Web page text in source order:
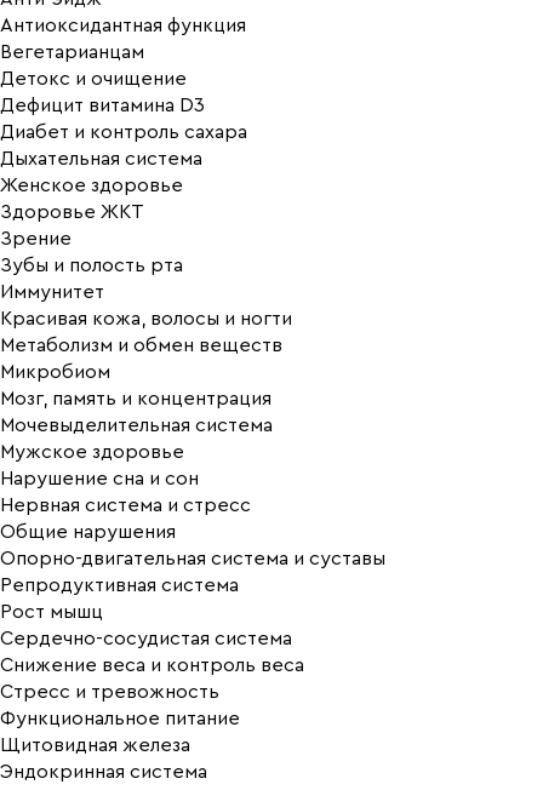
Антиоксидантная функция
Вегетарианцам
Детокс и очищение
Дефицит витамина D3
Диабет и контроль сахара
Дыхательная система
Женское здоровье
Здоровье ЖКТ
Зрение
Зубы и полость рта
Иммунитет
Красивая кожа, волосы и ногти
Метаболизм и обмен веществ
Микробиом
Мозг, память и концентрация
Мочевыделительная система
Мужское здоровье
Нарушение сна и сон
Нервная система и стресс
Общие нарушения
Опорно-двигательная система и суставы
Репродуктивная система
Рост мышц
Сердечно-сосудистая система
Снижение веса и контроль веса
Стресс и тревожность
Функциональное питание
Щитовидная железа
Эндокринная система